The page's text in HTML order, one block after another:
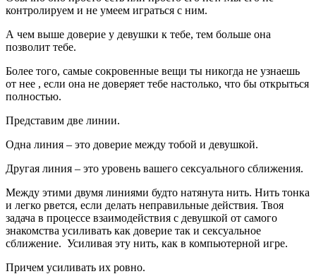
контролируем и не умеем играться с ним.
А чем выше доверие у девушки к тебе, тем больше она
позволит тебе.
Более того, самые сокровенные вещи ты никогда не узнаешь
от нее , если она не доверяет тебе настолько, что бы открыться
полностью.
Представим две линии.
Одна линия – это доверие между тобой и девушкой.
Другая линия – это уровень вашего сексуального сближения.
Между этими двумя линиями будто натянута нить. Нить тонка
и легко рвется, если делать неправильные действия. Твоя
задача в процессе взаимодействия с девушкой от самого
знакомства усиливать как доверие так и сексуальное
сближение. Усиливая эту нить, как в компьютерной игре.
Причем усиливать их ровно.